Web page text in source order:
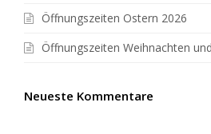
Öffnungszeiten Ostern 2026
Öffnungszeiten Weihnachten
Neueste Kommentare